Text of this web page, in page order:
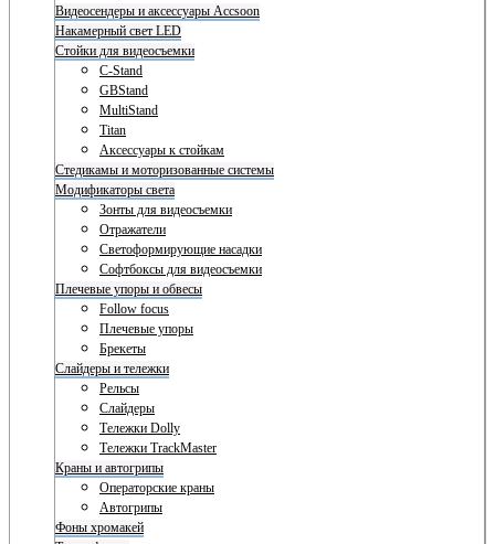
Видеосендеры и аксессуары Accsoon
Накамерный свет LED
Стойки для видеосъемки
C-Stand
GBStand
MultiStand
Titan
Аксессуары к стойкам
Стедикамы и моторизованные системы
Модификаторы света
Зонты для видеосъемки
Отражатели
Светоформирующие насадки
Софтбоксы для видеосъемки
Плечевые упоры и обвесы
Follow focus
Плечевые упоры
Брекеты
Слайдеры и тележки
Рельсы
Слайдеры
Тележки Dolly
Тележки TrackMaster
Краны и автогрипы
Операторские краны
Автогрипы
Фоны хромакей